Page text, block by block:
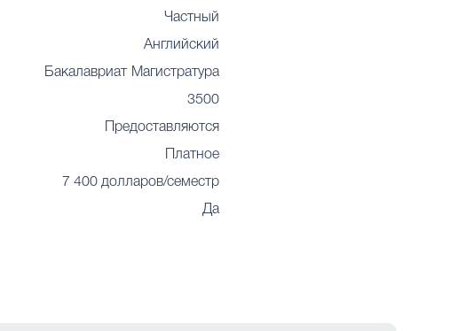
Частный
Английский
Бакалавриат Магистратура
3500
Предоставляются
Платное
7 400 долларов/семестр
Да